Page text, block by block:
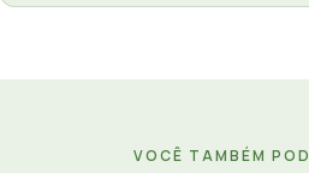
VOCÊ TAMBÉM